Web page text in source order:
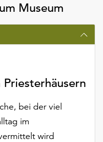
Museum
bei der viel
im
wird